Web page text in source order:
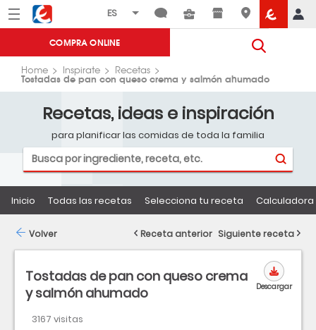
Menú Eroski
COMPRA ONLINE
Home Inspirate Recetas
Tostadas de pan con queso crema y salmón ahumado
Recetas, ideas e inspiración
para planificar las comidas de toda la familia
Inicio Todas las recetas Selecciona tu receta
Tostadas de pan con queso crema
y salmón ahumado
3167 visitas
Descargar
Volver Receta anterior Siguiente receta